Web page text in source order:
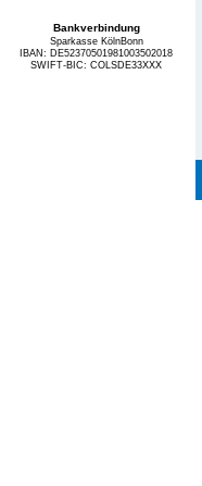
Bankverbindung
Sparkasse KölnBonn
IBAN: DE52370501981003502018
SWIFT-BIC: COLSDE33XXX